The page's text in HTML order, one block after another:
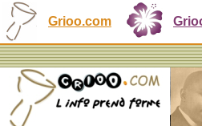
Grioo.com